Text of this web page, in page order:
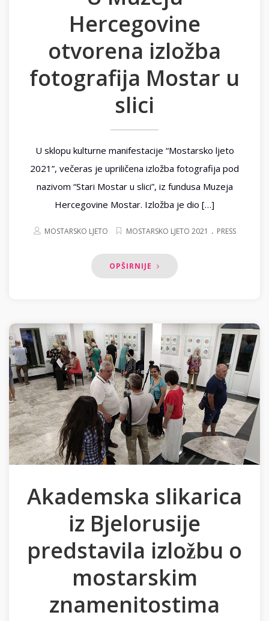
Hercegovine
otvorena izložba
fotografija Mostar u
slici
U sklopu kulturne manifestacije “Mostarsko ljeto
2021”, večeras je upriličena izložba fotografija pod
nazivom “Stari Mostar u slici”, iz fundusa Muzeja
Hercegovine Mostar. Izložba je dio […]
MOSTARSKO LJETO MOSTARSKO LJETO 2021 . PRESS
OPŠIRNIJE
Akademska slikarica
iz Bjelorusije
predstavila izložbu o
mostarskim
znamenitostima